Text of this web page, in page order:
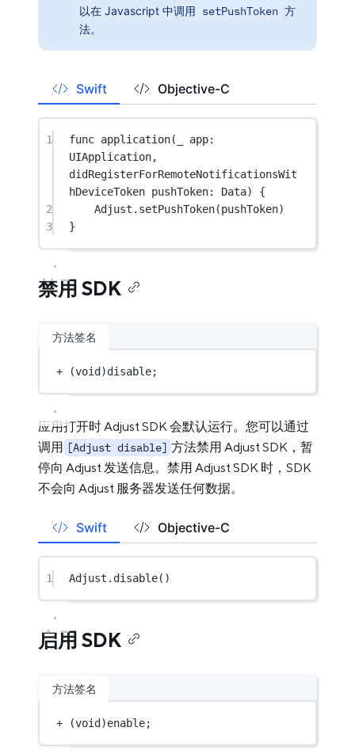
以在 Javascript 中调用 setPushToken 方
法。
Swift Objective-C
1 func application(
app:
didRegisterForRemoteNotificationsWit
hDeviceToken pushToken: Data) {
2
Adjust. setPushToken(pushToken)
3
}
禁用 SDK
方法签名
+ (void )disable;
应用打开时 Adjust SDK 会默认运行。您可以通过
调用 [Adjust disable] 方法禁用 Adjust SDK，暂
停向 Adjust 发送信息。禁用 Adjust SDK 时，SDK
不会向 Adjust 服务器发送任何数据。
Swift Objective-C
1 Adjust. disable()
启用 SDK
方法签名
+ (void )enable;